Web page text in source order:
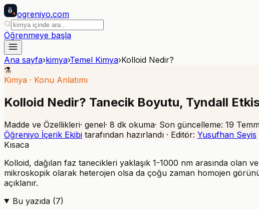
ö ogreniyo.com
Öğrenmeye başla
Ana sayfa›kimya›Temel Kimya›Kolloid Nedir?
⚗️
Kimya · Konu Anlatımı
Kolloid Nedir? Tanecik Boyutu, Tyndall
Madde ve Özellikleri· genel· 8 dk okuma· Son güncelleme: 19
Öğreniyo İçerik Ekibi tarafından hazırlandı · Editör: Yusufhan Seyis
Kısaca
Kolloid, dağılan faz tanecikleri yaklaşık 1-1000 nm arasında olan
mikroskopik olarak heterojen olsa da çoğu zaman homojen
açıklanır.
Bu yazıda (7)